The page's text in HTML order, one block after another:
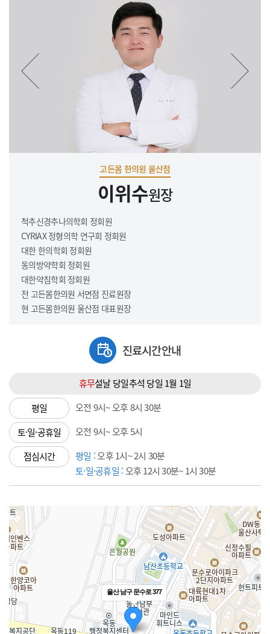
고든몸 한의원 울산점
이위수원장
척추신경추나의학회 정회원
CYRIAX 정형의학 연구회 정회원
대한 한의학회 정회원
동의방약학회 정회원
대한약침학회 정회원
전 고든몸한의원 서면점 진료원장
현 고든몸한의원 울산점 대표원장
진료시간안내
휴무설날 당일추석 당일 1월 1일
평일
오전 9시~ 오후 8시 30분
토·일·공휴일
오전 9시~ 오후 5시
점심시간
평일 :오후 1시~ 2시 30분
토·일·공휴일 :오후 12시 30분~ 1시 30분
울산 남구 문수로 377